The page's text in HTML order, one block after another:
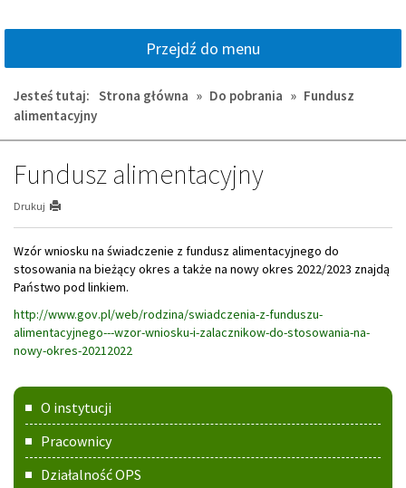
Przejdź do menu
Jesteś tutaj: Strona główna » Do pobrania » Fundusz
alimentacyjny
Fundusz alimentacyjny
Drukuj
Wzór wniosku na świadczenie z fundusz alimentacyjnego do
stosowania na bieżący okres a także na nowy okres 2022/2023 znajdą
Państwo pod linkiem.
http://www.gov.pl/web/rodzina/swiadczenia-z-funduszu-
alimentacyjnego---wzor-wniosku-i-zalacznikow-do-stosowania-na-
nowy-okres-20212022
Menu
główne
O instytucji
Pracownicy
Działalność OPS